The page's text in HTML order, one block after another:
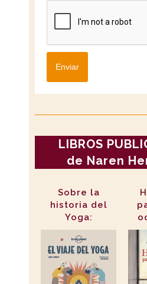
Enviar
LIBROS
de Naren
Sobre la
historia del
Yoga: